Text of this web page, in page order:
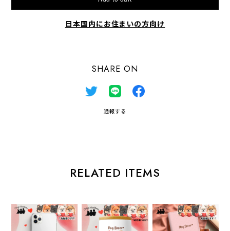
日本国内にお住まいの方向け
SHARE ON
通報する
RELATED ITEMS